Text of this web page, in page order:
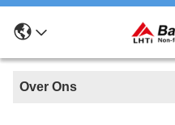
Over Ons